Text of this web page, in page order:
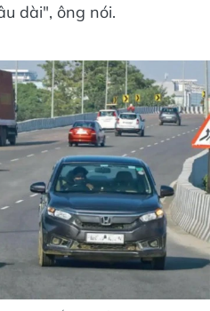
dài", ông nói.